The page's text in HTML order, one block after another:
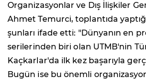
Organizasyonlar ve Dış İlişkiler
Ahmet Temurci, toplantıda
şunları ifade etti: "Dünyanın en
serilerinden biri olan UTMB'nin
Kaçkarlar'da ilk kez başarıyla
Bugün ise bu önemli